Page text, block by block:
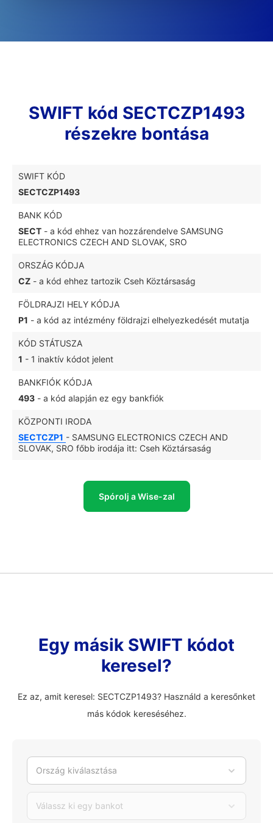
SWIFT kód SECTCZP1493
részekre bontása
SWIFT KÓD
SECTCZP1493
BANK KÓD
SECT - a kód ehhez van hozzárendelve SAMSUNG
ELECTRONICS CZECH AND SLOVAK, SRO
ORSZÁG KÓDJA
CZ - a kód ehhez tartozik Cseh Köztársaság
FÖLDRAJZI HELY KÓDJA
P1 - a kód az intézmény földrajzi elhelyezkedését mutatja
KÓD STÁTUSZA
1 - 1 inaktív kódot jelent
BANKFIÓK KÓDJA
493 - a kód alapján ez egy bankfiók
KÖZPONTI IRODA
SECTCZP1 - SAMSUNG ELECTRONICS CZECH AND
SLOVAK, SRO főbb irodája itt: Cseh Köztársaság
Spórolj a Wise-zal
Egy másik SWIFT kódot
keresel?
Ez az, amit keresel: SECTCZP1493? Használd a keresőnket
más kódok kereséséhez.
Ország kiválasztása
Válassz ki egy bankot